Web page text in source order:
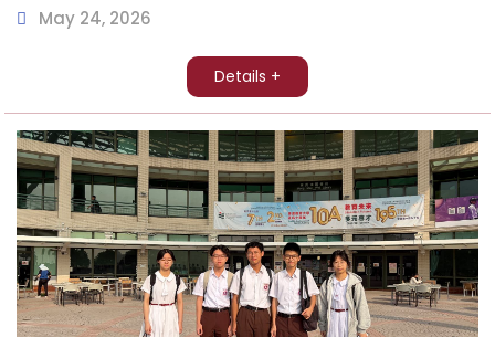
May 24, 2026
Details +